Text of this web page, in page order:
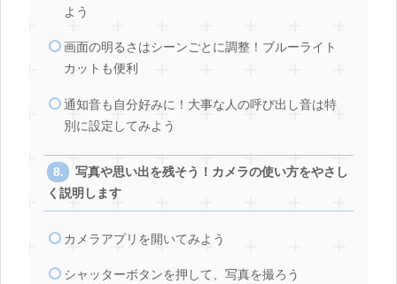
よう
画面の明るさはシーンごとに調整！ブルーライト
カットも便利
通知音も自分好みに！大事な人の呼び出し音は特
別に設定してみよう
写真や思い出を残そう！カメラの使い方をやさし
く説明します
カメラアプリを開いてみよう
シャッターボタンを押して、写真を撮ろう